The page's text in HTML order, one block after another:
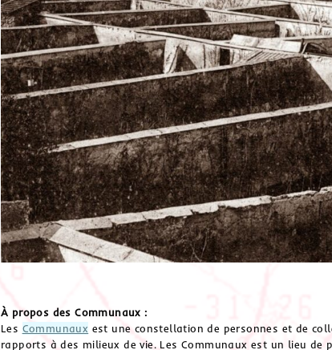
À propos des Communaux :
Les Communaux est une constellation de personnes et de
rapports à des milieux de vie. Les Communaux est un lieu de